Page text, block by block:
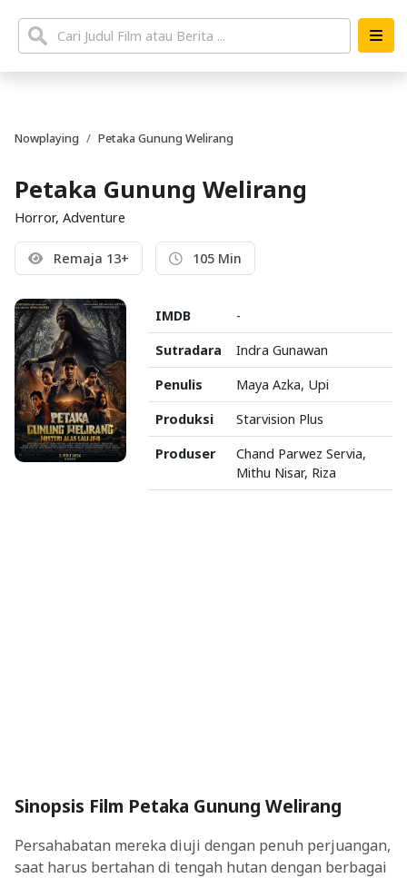
Nowplaying Petaka Gunung Welirang
Petaka Gunung Welirang
Horror, Adventure
Remaja 13+ 105 Min
Sinopsis Film Petaka Gunung Welirang
Persahabatan mereka diuji dengan penuh perjuangan,
saat harus bertahan di tengah hutan dengan berbagai
IMDB
-
Sutradara
Indra Gunawan
Penulis
Maya Azka, Upi
Produksi
Starvision Plus
Produser
Chand Parwez Servia,
Mithu Nisar, Riza